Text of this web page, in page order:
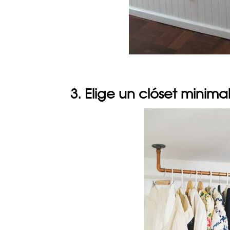
3. Elige un clóset